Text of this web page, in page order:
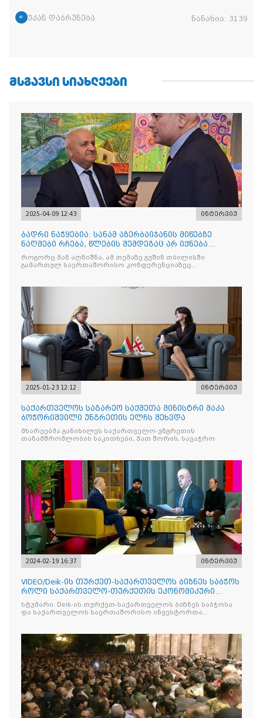
უკან დაბრუნება ნანახია: 3139
ᲛᲡᲒᲐᲕᲡᲘ ᲡᲘᲐᲮᲚᲔᲔᲑᲘ
2025-04-09 12:43 ინტერვიუ
ბადრი ნაჭყებია: სანამ აზერბაიჯანის მიწებზე
ნაღმები რჩება, წლების შემდეგაც არ იქნება
მშვიდობა
როგორც მან აღნიშნა, ამ თემაზე გუშინ თბილისში
გამართულ საერთაშორისო კონფერენციაზეც
2025-01-23 12:12 ინტერვიუ
საქართველოს საგარეო საქმეთა მინისტრი მაკა
ბოჭორიშვილი უნგრეთის ელჩს შეხვდა
მხარეებმა განიხილეს საქართველო-უნგრეთის
თანამშრომლობის საკითხები, მათ შორის, სავაჭრო
2024-02-19 16:37 ინტერვიუ
VIDEO/Deik-ის თურქეთ-საქართველოს ბიზნეს საბჭოს
როლი საქართველო-თურქეთის ეკონომიკური
ურთიერთობების გა
სტუმარი: Deik-ის თურქეთ-საქართველოს ბიზნეს საბჭოსა
და საქართველოს საერთაშორისო ინვესტორთა